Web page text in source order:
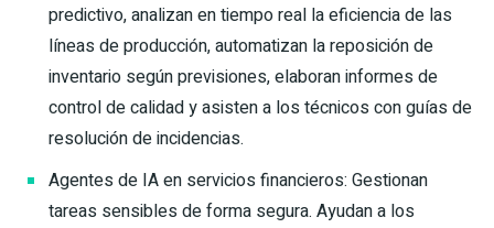
predictivo, analizan en tiempo real la eficiencia de las
líneas de producción, automatizan la reposición de
inventario según previsiones, elaboran informes de
control de calidad y asisten a los técnicos con guías de
resolución de incidencias.
Agentes de IA en servicios financieros: Gestionan
tareas sensibles de forma segura. Ayudan a los